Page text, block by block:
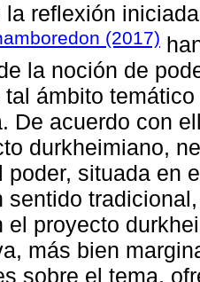
la reflexión
(2017)
la noción de
tal ámbito
De acuerdo con
durkheimiano,
poder, situada en
sentido
el proyecto
más bien
sobre el tema,